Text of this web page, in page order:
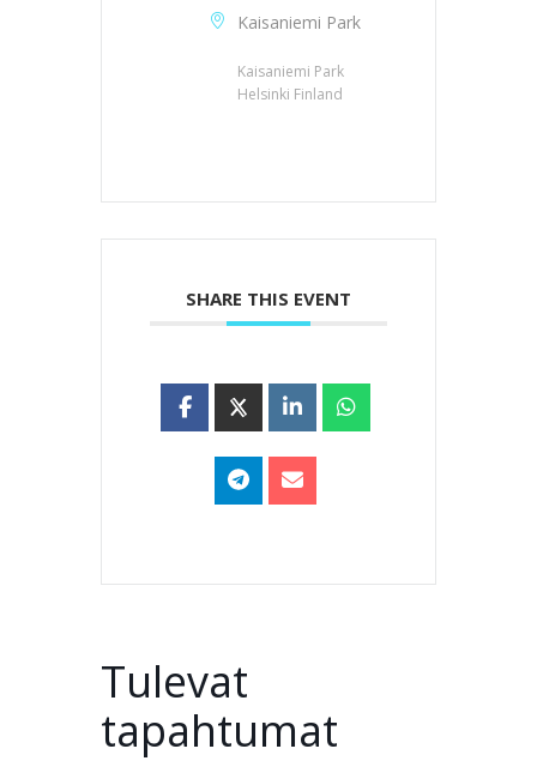
Kaisaniemi Park
Kaisaniemi Park
Helsinki Finland
SHARE THIS EVENT
Tulevat
tapahtumat